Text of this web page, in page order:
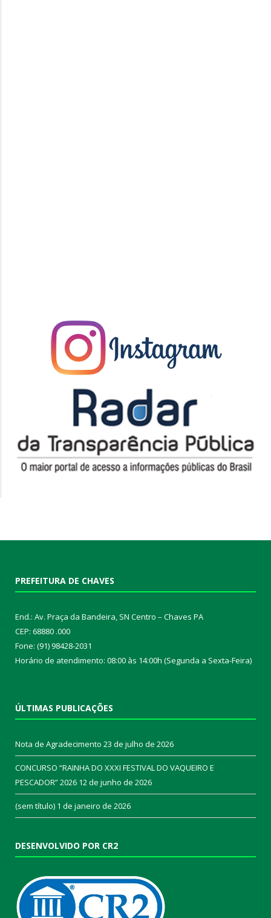
PREFEITURA DE CHAVES
End.: Av. Praça da Bandeira, SN Centro – Chaves PA
CEP: 68880 .000
Fone: (91) 98428-2031
Horário de atendimento: 08:00 às 14:00h (Segunda a Sexta-Feira)
ÚLTIMAS PUBLICAÇÕES
Nota de Agradecimento 23 de julho de 2026
CONCURSO “RAINHA DO XXXI FESTIVAL DO VAQUEIRO E
PESCADOR” 2026 12 de junho de 2026
(sem título) 1 de janeiro de 2026
DESENVOLVIDO POR CR2